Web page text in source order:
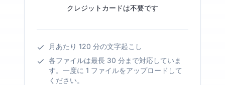
クレジットカードは不要です
月あたり 120 分の文字起こし
各ファイルは最長 30 分まで対応していま
す。一度に 1 ファイルをアップロードして
ください。